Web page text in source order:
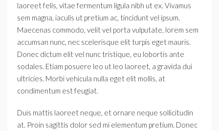
laoreet felis, vitae fermentum ligula nibh ut ex. Vivamus
sem magna, iaculis ut pretium ac, tincidunt vel ipsum.
Maecenas commodo, velit vel porta vulputate, lorem sem
accumsan nunc, nec scelerisque elit turpis eget mauris.
Donec dictum elit vel nunc tristique, eu lobortis ante
sodales. Etiam posuere leo ut leo laoreet, a gravida dui
ultricies. Morbi vehicula nulla eget elit mollis, at
condimentum est feugiat.
Duis mattis laoreet neque, et ornare neque sollicitudin
at. Proin sagittis dolor sed mi elementum pretium. Donec